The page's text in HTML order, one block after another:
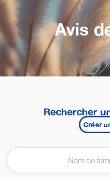
Avis
Rechercher
Créer